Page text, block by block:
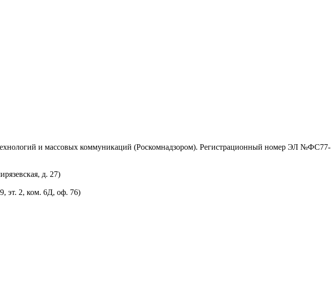
и массовых коммуникаций (Роскомнадзором). Регистрационный номер ЭЛ №ФС77-
д. 27)
эт. 2, ком. 6Д, оф. 76)